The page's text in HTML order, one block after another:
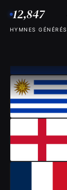
12,847
HYMNES GÉNÉRÉS